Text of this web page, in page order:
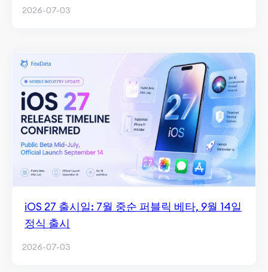
2026-07-03
iOS 27 출시일: 7월 중순 퍼블릭 베타, 9월 14일
정식 출시
2026-07-03